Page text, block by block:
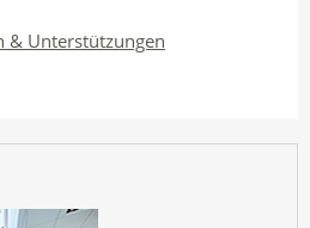
& Unterstützungen